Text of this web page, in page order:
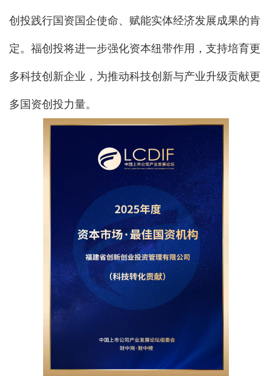
创投践行国资国企使命、赋能实体经济发展成果的肯
定。福创投将进一步强化资本纽带作用，支持培育更
多科技创新企业，为推动科技创新与产业升级贡献更
多国资创投力量。